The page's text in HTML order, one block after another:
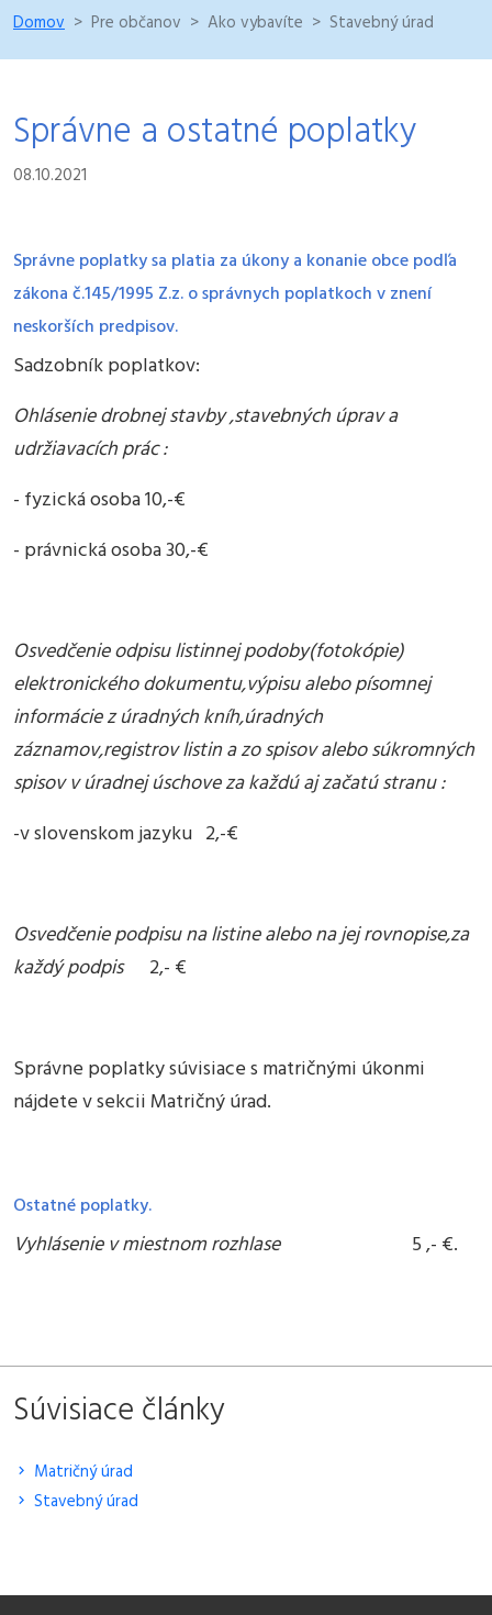
Domov Pre občanov Ako vybavíte Stavebný úrad
Správne a ostatné poplatky
08.10.2021
Správne poplatky sa platia za úkony a konanie obce podľa
zákona č.145/1995 Z.z. o správnych poplatkoch v znení
neskorších predpisov.
Sadzobník poplatkov:
Ohlásenie drobnej stavby ,stavebných úprav a
udržiavacích prác :
- fyzická osoba 10,-€
- právnická osoba 30,-€
Osvedčenie odpisu listinnej podoby(fotokópie)
elektronického dokumentu,výpisu alebo písomnej
informácie z úradných kníh,úradných
záznamov,registrov listin a zo spisov alebo súkromných
spisov v úradnej úschove za každú aj začatú stranu :
-v slovenskom jazyku 2,-€
Osvedčenie podpisu na listine alebo na jej rovnopise,za
každý podpis2,- €
Správne poplatky súvisiace s matričnými úkonmi
nájdete v sekcii Matričný úrad.
Ostatné poplatky.
Vyhlásenie v miestnom rozhlase 5 ,- €.
Súvisiace články
Matričný úrad
Stavebný úrad